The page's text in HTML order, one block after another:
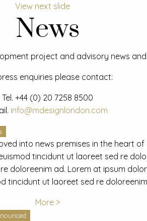
View next slide
News
project and advisory news and
enquiries please contact:
Tel. +44 (0) 20 7258 8500
info@mdesignlondon.com
into news premises in the heart
tincidunt ut laoreet sed re
doloreenim ad. Lorem at ipsum
tincidunt ut laoreet sed re
More >